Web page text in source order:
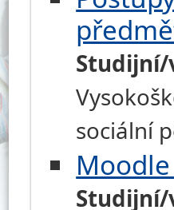
sociální